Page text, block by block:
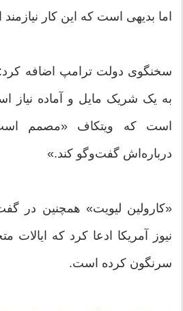
اما بدیهی است که این کار
سخنگوی دولت ترامپ اضافه
به یک شریک مایل و آماده نیاز
است که ویتکاف «مصمم
درباره‌اش گفت‌وگو کند.»
«کارولین لیویت» همچنین در
نیوز آمریکا ادعا کرد که ایالات
سرنگون کرده است.